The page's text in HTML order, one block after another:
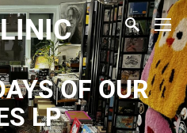
OF OUR
LP